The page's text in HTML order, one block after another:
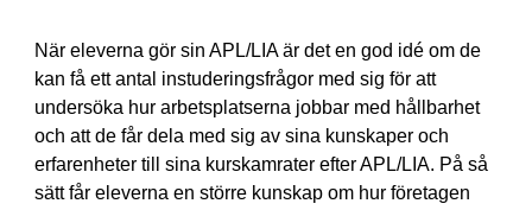
När eleverna gör sin APL/LIA är det en god idé om de
kan få ett antal instuderingsfrågor med sig för att
undersöka hur arbetsplatserna jobbar med hållbarhet
och att de får dela med sig av sina kunskaper och
erfarenheter till sina kurskamrater efter APL/LIA. På så
sätt får eleverna en större kunskap om hur företagen